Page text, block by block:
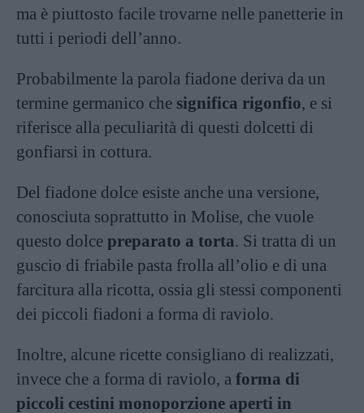
ma è piuttosto facile trovarne nelle panetterie in
tutti i periodi dell’anno.
Probabilmente la parola fiadone deriva da un
termine germanico che significa rigonfio, e si
riferisce alla peculiarità di questi dolcetti di
gonfiarsi in cottura.
Del fiadone dolce esiste anche una versione,
conosciuta soprattutto in Molise, che vuole
questo dolce preparato a torta. Si tratta di un
guscio di friabile pasta frolla all’olio e di una
farcitura alla ricotta, ossia gli stessi componenti
dei piccoli fiadoni a forma di raviolo.
Inoltre, alcune ricette consigliano di realizzati,
invece che a forma di raviolo, a forma di
piccoli cestini monoporzione aperti in